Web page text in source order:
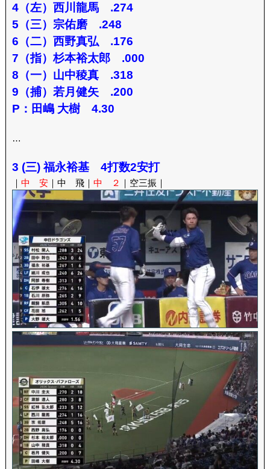
4（左）西川龍馬 .274
5（三）宗佑磨 .248
6（二）西野真弘 .176
7（指）杉本裕太郎 .000
8（一）山中稜真 .318
9（捕）若月健矢 .200
P：田嶋 大樹 4.30
…
3 (三) 福永裕基 4打数2安打
｜ 中 安｜中 飛｜ 中 ２ ｜空三振｜